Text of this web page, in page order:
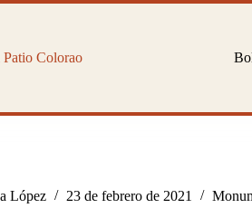
Patio Colorao
López 23 de febrero de 2021